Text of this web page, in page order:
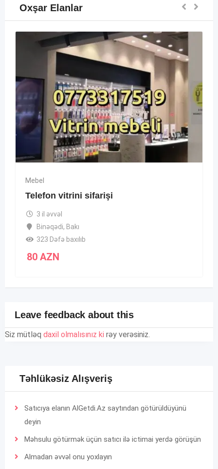
Oxşar Elanlar
Mebel
Telefon vitrini sifarişi
3 il əvvəl
Binəqədi, Bakı
323 Dəfə baxılıb
80 AZN
Leave feedback about this
Siz mütləq daxil olmalısınız ki rəy verəsiniz.
Təhlükəsiz Alışveriş
Satıcıya elanın AlGetdi.Az saytından götürüldüyünü
deyin
Məhsulu götürmək üçün satıcı ilə ictimai yerdə görüşün
Almadan əvvəl onu yoxlayın